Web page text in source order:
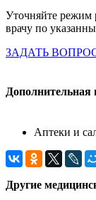
Уточняйте режим
врачу по
ЗАДАТЬ
Аптеки и
Другие